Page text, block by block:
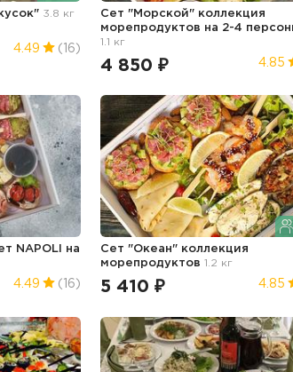
3.8 кг
4.49 (16)
Сет "Морской" коллекция
морепродуктов на 2-4
1.1 кг
4 850 ₽ 4.85
NAPOLI на
4.49 (16)
Сет "Океан" коллекция
морепродуктов
1.2 кг
5 410 ₽ 4.85